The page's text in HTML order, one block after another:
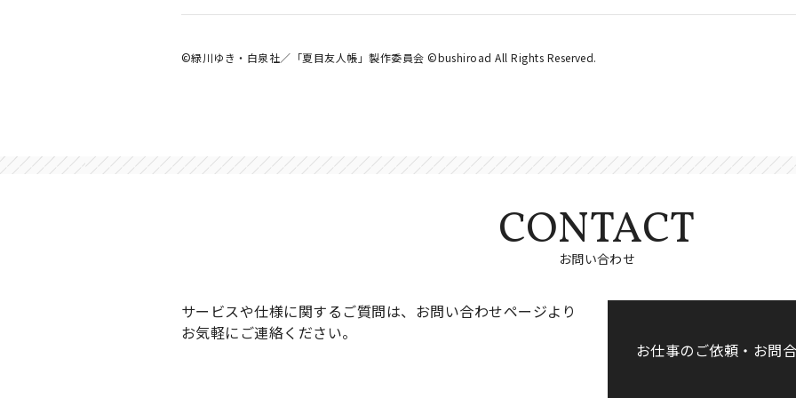
©緑川ゆき・白泉社／「夏目友人帳」製作委員会 ©bushiroad All Rights Reserved.
CONTACT
お問い合わせ
サービスや仕様に関するご質問は、お問い合わせページより
お気軽にご連絡ください。
お仕事のご依頼・お問